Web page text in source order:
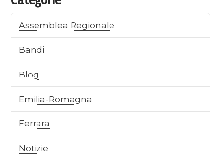
Assemblea Regionale
Bandi
Blog
Emilia-Romagna
Ferrara
Notizie